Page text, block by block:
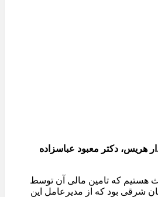
هریس، دکتر معبود عباسزاده
هستیم که تامین مالی آن توسط
شرقی بود که از مدیرعامل این